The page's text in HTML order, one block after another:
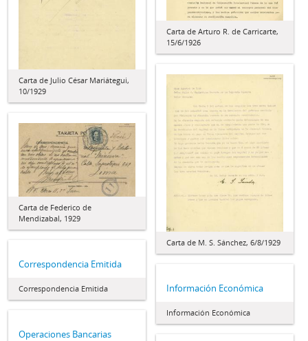
Carta de Arturo R. de Carricarte,
15/6/1926
Carta de Julio César Mariátegui,
10/1929
Carta de M. S. Sánchez, 6/8/1929
Carta de Federico de
Mendizabal, 1929
Correspondencia Emitida
Correspondencia Emitida Información Económica
Información Económica
Operaciones Bancarias